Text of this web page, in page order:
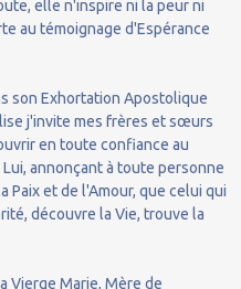
elle n'inspire ni la peur ni
au témoignage d'Espérance
son Exhortation Apostolique
j'invite mes frères et sœurs
en toute confiance au
annonçant à toute personne
Paix et de l'Amour, que celui qui
découvre la Vie, trouve la
Vierge Marie, Mère de